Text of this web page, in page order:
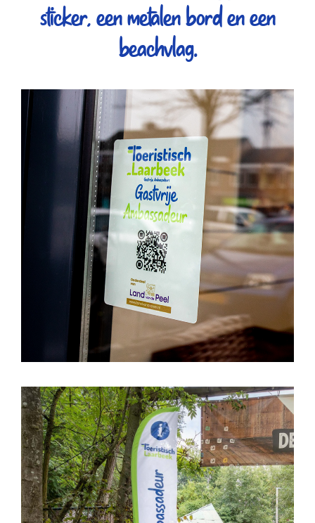
sticker, een metalen bord en een
beachvlag.